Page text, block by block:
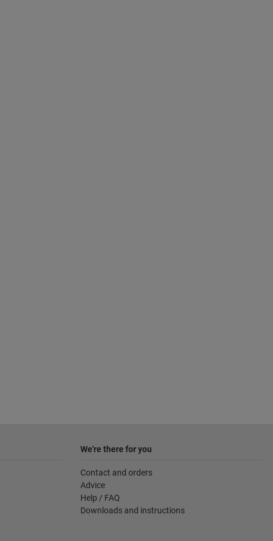
We're there for you
Contact and orders
Advice
Help / FAQ
Downloads and instructions